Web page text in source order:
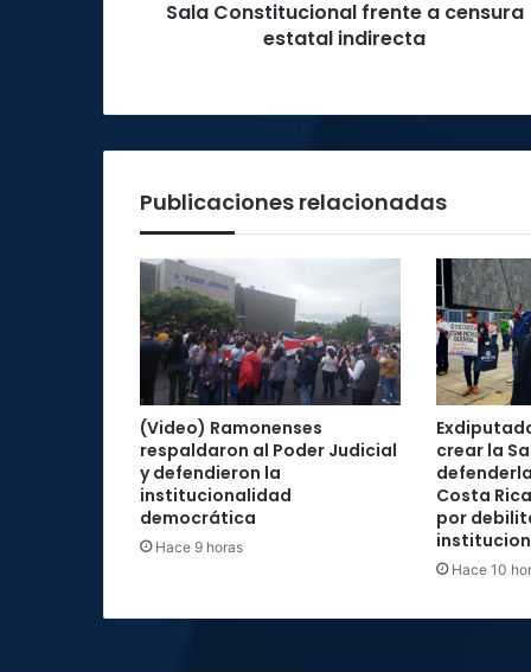
estatalSala Constitucional frente a censura
estatal indirecta
Publicaciones relacionadas
(Video) Ramonenses
respaldaron al Poder Judicial
y defendieron la
institucionalidad
democrática
Hace 9 horas
crear la
Costa
por
Hace 10